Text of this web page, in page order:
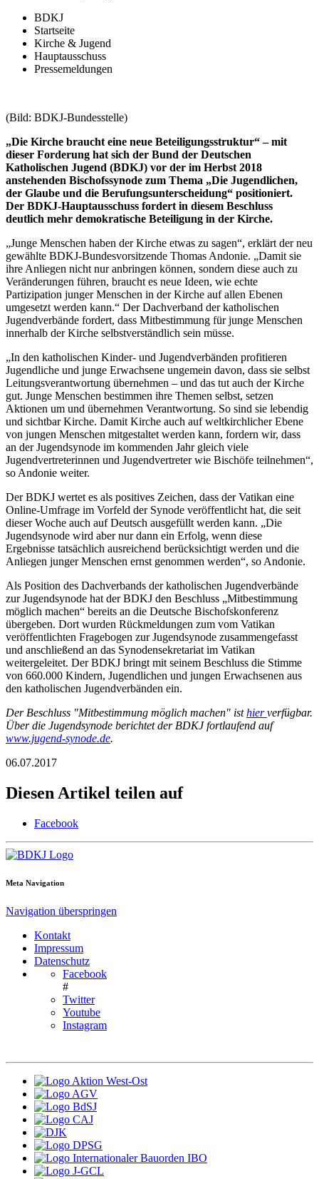
BDKJ
Startseite
Kirche & Jugend
Hauptausschuss
Pressemeldungen
(Bild: BDKJ-Bundesstelle)
„Die Kirche braucht eine neue Beteiligungsstruktur“ – mit
dieser Forderung hat sich der Bund der Deutschen
Katholischen Jugend (BDKJ) vor der im Herbst 2018
anstehenden Bischofssynode zum Thema „Die Jugendlichen,
der Glaube und die Berufungsunterscheidung“ positioniert.
Der BDKJ-Hauptausschuss fordert in diesem Beschluss
deutlich mehr demokratische Beteiligung in der Kirche.
„Junge Menschen haben der Kirche etwas zu sagen“, erklärt der neu
gewählte BDKJ-Bundesvorsitzende Thomas Andonie. „Damit sie
ihre Anliegen nicht nur anbringen können, sondern diese auch zu
Veränderungen führen, braucht es neue Ideen, wie echte
Partizipation junger Menschen in der Kirche auf allen Ebenen
umgesetzt werden kann.“ Der Dachverband der katholischen
Jugendverbände fordert, dass Mitbestimmung für junge Menschen
innerhalb der Kirche selbstverständlich sein müsse.
„In den katholischen Kinder- und Jugendverbänden profitieren
Jugendliche und junge Erwachsene ungemein davon, dass sie selbst
Leitungsverantwortung übernehmen – und das tut auch der Kirche
gut. Junge Menschen bestimmen ihre Themen selbst, setzen
Aktionen um und übernehmen Verantwortung. So sind sie lebendig
und sichtbar Kirche. Damit Kirche auch auf weltkirchlicher Ebene
von jungen Menschen mitgestaltet werden kann, fordern wir, dass
an der Jugendsynode im kommenden Jahr gleich viele
Jugendvertreterinnen und Jugendvertreter wie Bischöfe teilnehmen“,
so Andonie weiter.
Der BDKJ wertet es als positives Zeichen, dass der Vatikan eine
Online-Umfrage im Vorfeld der Synode veröffentlicht hat, die seit
dieser Woche auch auf Deutsch ausgefüllt werden kann. „Die
Jugendsynode wird aber nur dann ein Erfolg, wenn diese
Ergebnisse tatsächlich ausreichend berücksichtigt werden und die
Anliegen junger Menschen ernst genommen werden“, so Andonie.
Als Position des Dachverbands der katholischen Jugendverbände
zur Jugendsynode hat der BDKJ den Beschluss „Mitbestimmung
möglich machen“ bereits an die Deutsche Bischofskonferenz
übergeben. Dort wurden Rückmeldungen zum vom Vatikan
veröffentlichten Fragebogen zur Jugendsynode zusammengefasst
und anschließend an das Synodensekretariat im Vatikan
weitergeleitet. Der BDKJ bringt mit seinem Beschluss die Stimme
von 660.000 Kindern, Jugendlichen und jungen Erwachsenen aus
den katholischen Jugendverbänden ein.
Der Beschluss "Mitbestimmung möglich machen" isthierverfügbar.
Über die Jugendsynode berichtet der BDKJ fortlaufend auf
www.jugend-synode.de.
06.07.2017
Diesen Artikel teilen auf
Facebook
Meta Navigation
Navigation überspringen
Kontakt
Impressum
Datenschutz
Facebook
#
Twitter
Youtube
Instagram